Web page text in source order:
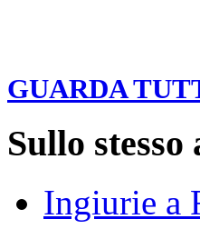
GUARDA
Sullo
Ingiurie a